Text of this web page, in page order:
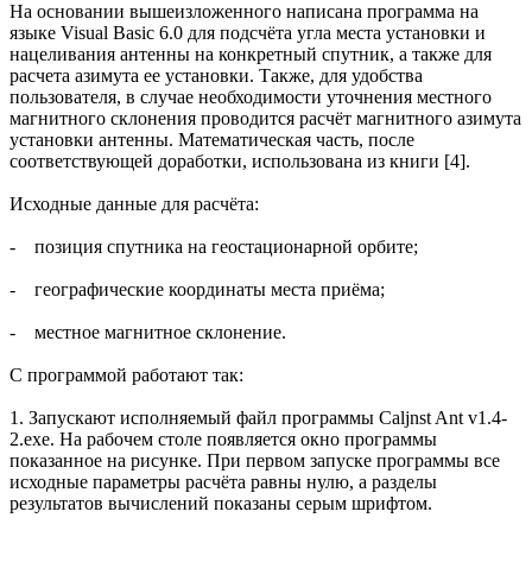
На основании вышеизложенного написана программа на
языке Visual Basic 6.0 для подсчёта угла места установки и
нацеливания антенны на конкретный спутник, а также для
расчета азимута ее установки. Также, для удобства
пользователя, в случае необходимости уточнения местного
магнитного склонения проводится расчёт магнитного азимута
установки антенны. Математическая часть, после
соответствующей доработки, использована из книги [4].
Исходные данные для расчёта:
- позиция спутника на геостационарной орбите;
- географические координаты места приёма;
- местное магнитное склонение.
С программой работают так:
1. Запускают исполняемый файл программы Caljnst Ant v1.4-
2.exe. На рабочем столе появляется окно программы
показанное на рисунке. При первом запуске программы все
исходные параметры расчёта равны нулю, а разделы
результатов вычислений показаны серым шрифтом.